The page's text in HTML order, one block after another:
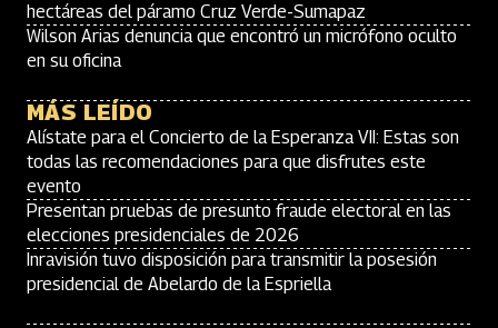
hectáreas del páramo Cruz Verde-Sumapaz
Wilson Arias denuncia que encontró un micrófono oculto
en su oficina
MÁS LEÍDO
Alístate para el Concierto de la Esperanza VII: Estas son
todas las recomendaciones para que disfrutes este
evento
Presentan pruebas de presunto fraude electoral en las
elecciones presidenciales de 2026
Inravisión tuvo disposición para transmitir la posesión
presidencial de Abelardo de la Espriella